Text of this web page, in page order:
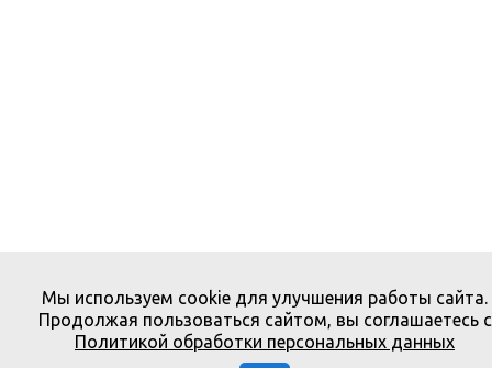
Мы используем cookie для улучшения работы сайта.
Продолжая пользоваться сайтом, вы соглашаетесь с
Политикой обработки персональных данных